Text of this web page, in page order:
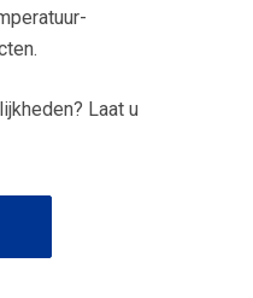
Laat u